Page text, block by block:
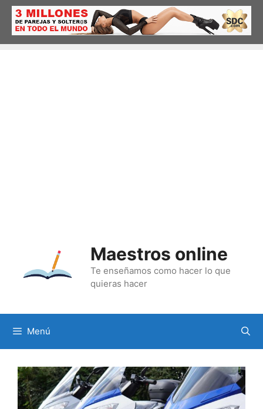
Saltar
contenido
Maestros online
Te enseñamos como hacer lo que
quieras hacer
Menú